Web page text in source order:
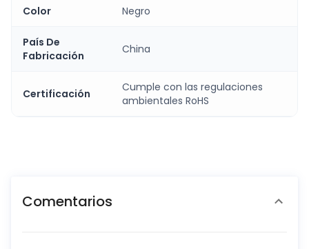
Color Negro
País De
Fabricación
China
Certificación
Cumple con las regulaciones
ambientales RoHS
Comentarios